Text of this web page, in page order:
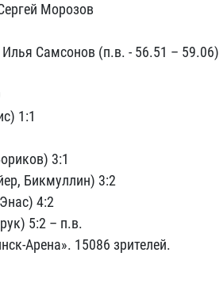
Морозов
Самсонов (п.в. - 56.51 – 59.06)
1:1
3:1
Бикмуллин) 3:2
4:2
5:2 – п.в.
Арена». 15086 зрителей.